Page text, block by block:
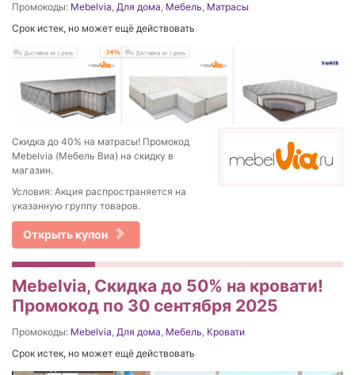
Промокоды: Mebelvia, Для дома, Мебель, Матрасы
Срок истек, но может ещё действовать
Скидка до 40% на матрасы! Промокод
Mebelvia (Мебель Виа) на скидку в
магазин.
Условия: Акция распространяется на
указанную группу товаров.
Открыть купон
Mebelvia, Скидка до 50% на кровати!
Промокод по 30 сентября 2025
Промокоды: Mebelvia Для дома Мебель Кровати
Срок истек, но может ещё действовать